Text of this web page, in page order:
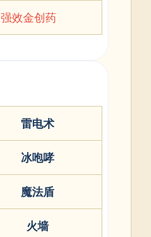
强效金创药
雷电术
冰咆哮
魔法盾
火墙